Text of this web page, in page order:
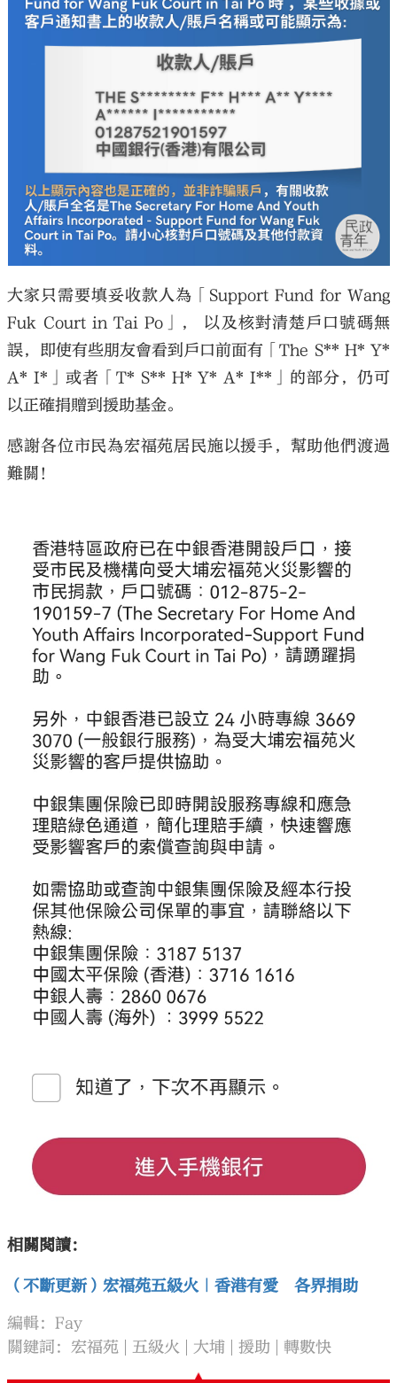
大家只需要填妥收款人為「Support Fund for Wang
Fuk Court in Tai Po」， 以及核對清楚戶口號碼無
誤，即使有些朋友會看到戶口前面有「The S** H* Y*
A* I*」或者「T* S** H* Y* A* I**」的部分，仍可
以正確捐贈到援助基金。
感謝各位市民為宏福苑居民施以援手，幫助他們渡過
難關！
相關閱讀：
（不斷更新）宏福苑五級火｜香港有愛 各界捐助
編輯：Fay
關鍵詞：宏福苑 五級火 大埔 援助 轉數快